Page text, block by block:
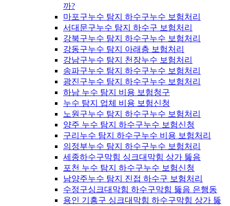
까?
마포구누수 탐지 하수구누수 보험처리
서대문구누수 탐지 하수구 보험처리
강북구누수 탐지 하수구누수 보험처리
강동구누수 탐지 아래층 보험처리
강남구누수 탐지 천장누수 보험처리
송파구누수 탐지 하수구누수 보험처리
광진구누수 탐지 하수구누수 보험처리
하남 누수 탐지 비용 보험청구
누수 탐지 업체 비용 보험신청
노원구누수 탐지 하수구누수 보험처리
양주 누수 탐지 하수구누수 보험신청
구리누수 탐지 하수구누수 비용 보험처리
의정부누수 탐지 하수구누수 보험처리
세종하수구막힘 싱크대막힘 상가 뚫음
포천 누수 탐지 하수구누수 보험신청
남양주누수 탐지 진접 하수구 보험처리
수정구싱크대막힘 하수구막힘 뚫음 은행동
용인 기흥구 싱크대막힘 하수구막힘 상가 뚫